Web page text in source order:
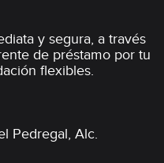
y segura, a través
de préstamo por tu
flexibles.
Pedregal, Alc.